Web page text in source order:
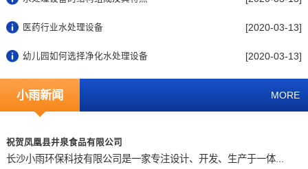
医药行业水处理设备 [2020-03-13]
幼儿园如何选择净化水处理设备 [2020-03-13]
小雨新闻 MORE
祝贺凤凰县井泉食品有限公司
长沙小雨环保科技有限公司是一家专注设计、开发、生产于一体...